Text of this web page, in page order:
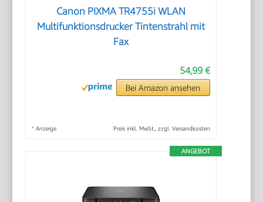
Canon PIXMA TR4755i WLAN
Multifunktionsdrucker Tintenstrahl mit
Fax
54,99 €
Bei Amazon ansehen
* Anzeige Preis inkl. MwSt., zzgl. Versandkosten
ANGEBOT